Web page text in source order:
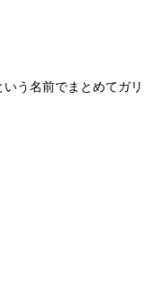
う名前でまとめてガリ